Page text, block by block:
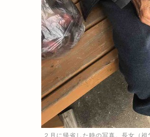
２月に帰省した時の写真。長女（